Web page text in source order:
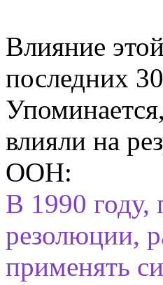
Влияние
последних
влияли на
ООН:
В 1990 году,
резолюции,
применять